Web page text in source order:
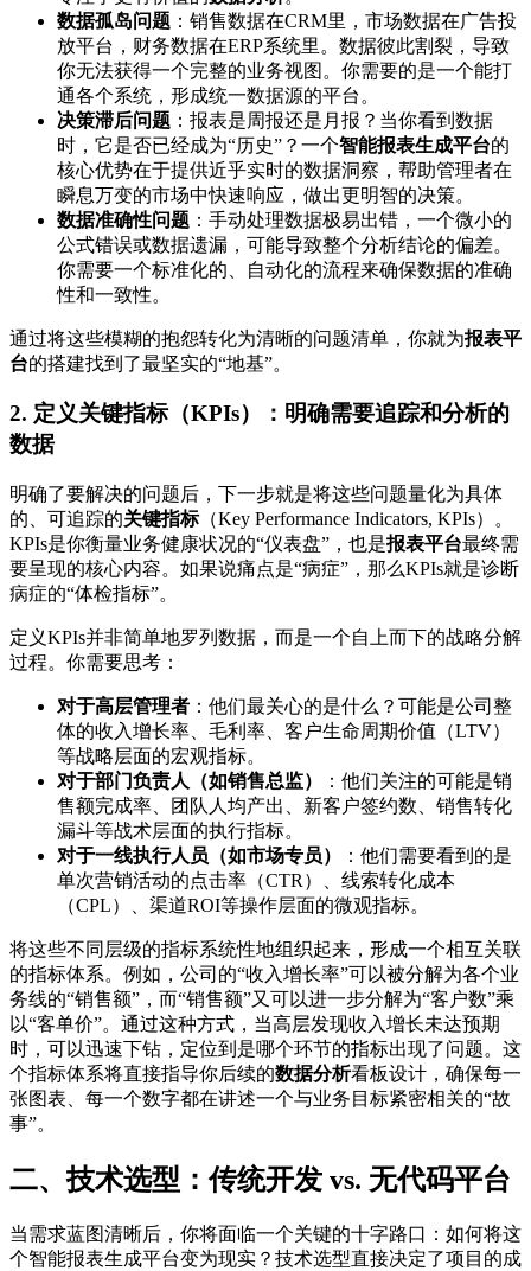
数据孤岛问题 ：销售数据在CRM里，市场数据在广告投
放平台，财务数据在ERP系统里。数据彼此割裂，导致
你无法获得一个完整的业务视图。你需要的是一个能打
通各个系统，形成统一数据源的平台。
决策滞后问题 ：报表是周报还是月报？当你看到数据
时，它是否已经成为“历史”？一个智能报表生成平台的
核心优势在于提供近乎实时的数据洞察，帮助管理者在
瞬息万变的市场中快速响应，做出更明智的决策。
数据准确性问题 ：手动处理数据极易出错，一个微小的
公式错误或数据遗漏，可能导致整个分析结论的偏差。
你需要一个标准化的、自动化的流程来确保数据的准确
性和一致性。
通过将这些模糊的抱怨转化为清晰的问题清单，你就为报表平
台的搭建找到了最坚实的“地基”。
2. 定义关键指标（KPIs）：明确需要追踪和分析的
数据
明确了要解决的问题后，下一步就是将这些问题量化为具体
的、可追踪的关键指标（Key Performance Indicators, KPIs）。
KPIs是你衡量业务健康状况的“仪表盘”，也是报表平台最终需
要呈现的核心内容。如果说痛点是“病症”，那么KPIs就是诊断
病症的“体检指标”。
定义KPIs并非简单地罗列数据，而是一个自上而下的战略分解
过程。你需要思考：
对于高层管理者 ：他们最关心的是什么？可能是公司整
体的收入增长率、毛利率、客户生命周期价值（LTV）
等战略层面的宏观指标。
对于部门负责人（如销售总监）
：他们关注的可能是销
售额完成率、团队人均产出、新客户签约数、销售转化
漏斗等战术层面的执行指标。
对于一线执行人员（如市场专员）
：他们需要看到的是
单次营销活动的点击率（CTR）、线索转化成本
（CPL）、渠道ROI等操作层面的微观指标。
将这些不同层级的指标系统性地组织起来，形成一个相互关联
的指标体系。例如，公司的“收入增长率”可以被分解为各个业
务线的“销售额”，而“销售额”又可以进一步分解为“客户数”乘
以“客单价”。通过这种方式，当高层发现收入增长未达预期
时，可以迅速下钻，定位到是哪个环节的指标出现了问题。这
个指标体系将直接指导你后续的数据分析看板设计，确保每一
张图表、每一个数字都在讲述一个与业务目标紧密相关的“故
事”。
二、技术选型：传统开发 vs. 无代码平台
当需求蓝图清晰后，你将面临一个关键的十字路口：如何将这
个智能报表生成平台变为现实？技术选型直接决定了项目的成